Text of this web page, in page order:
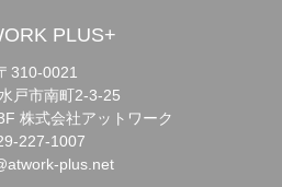
PLUS+
310-0021
戸市南町2-3-25
株式会社アットワーク
227-1007
plus.net